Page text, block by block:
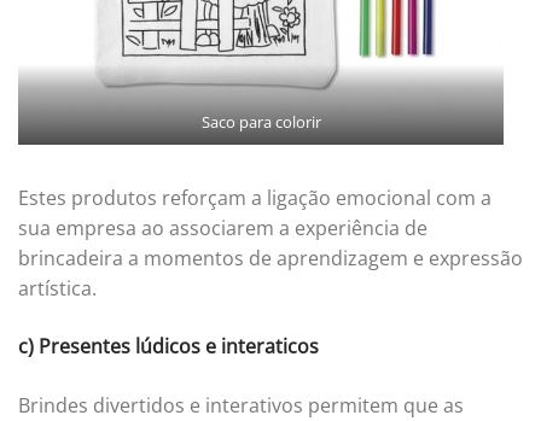
Saco para colorir
Estes produtos reforçam a ligação emocional com a
sua empresa ao associarem a experiência de
brincadeira a momentos de aprendizagem e expressão
artística.
c) Presentes lúdicos e interaticos
Brindes divertidos e interativos permitem que as